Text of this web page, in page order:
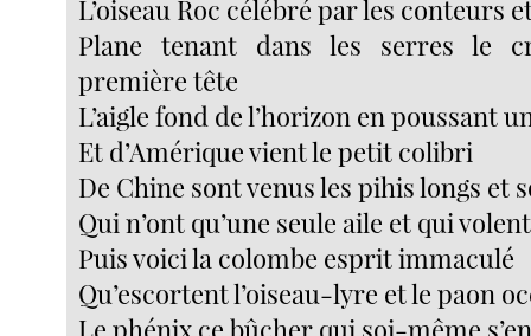
L’oiseau Roc célébré par les conteurs
Plane tenant dans les serres le
première tête
L’aigle fond de l’horizon en poussant
Et d’Amérique vient le petit colibri
De Chine sont venus les pihis longs et
Qui n’ont qu’une seule aile et qui
Puis voici la colombe esprit immaculé
Qu’escortent l’oiseau-lyre et le paon
Le phénix ce bûcher qui soi-même